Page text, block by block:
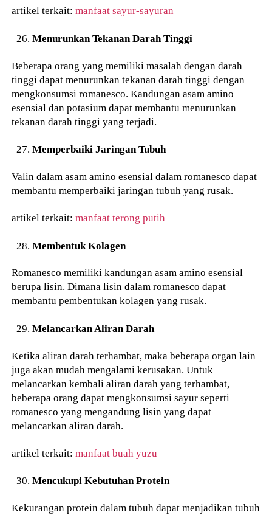
artikel terkait:manfaat sayur-sayuran
Menurunkan Tekanan Darah Tinggi
Beberapa orang yang memiliki masalah dengan darah
tinggi dapat menurunkan tekanan darah tinggi dengan
mengkonsumsi romanesco. Kandungan asam amino
esensial dan potasium dapat membantu menurunkan
tekanan darah tinggi yang terjadi.
Memperbaiki Jaringan Tubuh
Valin dalam asam amino esensial dalam romanesco dapat
membantu memperbaiki jaringan tubuh yang rusak.
artikel terkait:manfaat terong putih
Membentuk Kolagen
Romanesco memiliki kandungan asam amino esensial
berupa lisin. Dimana lisin dalam romanesco dapat
membantu pembentukan kolagen yang rusak.
Melancarkan Aliran Darah
Ketika aliran darah terhambat, maka beberapa organ lain
juga akan mudah mengalami kerusakan. Untuk
melancarkan kembali aliran darah yang terhambat,
beberapa orang dapat mengkonsumsi sayur seperti
romanesco yang mengandung lisin yang dapat
melancarkan aliran darah.
artikel terkait:manfaat buah yuzu
Mencukupi Kebutuhan Protein
Kekurangan protein dalam tubuh dapat menjadikan tubuh